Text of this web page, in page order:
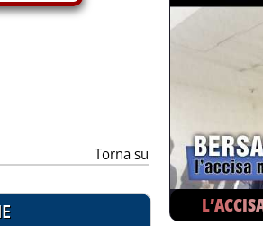
Torna su